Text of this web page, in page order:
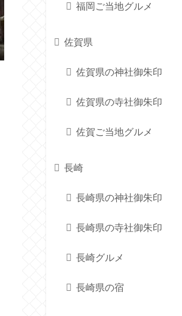
福岡ご当地グルメ
佐賀県
佐賀県の神社御朱印
佐賀県の寺社御朱印
佐賀ご当地グルメ
長崎
長崎県の神社御朱印
長崎県の寺社御朱印
長崎グルメ
長崎県の宿